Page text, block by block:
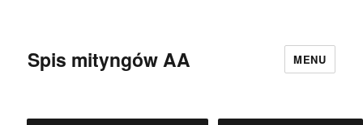
Spis mityngów AA MENU